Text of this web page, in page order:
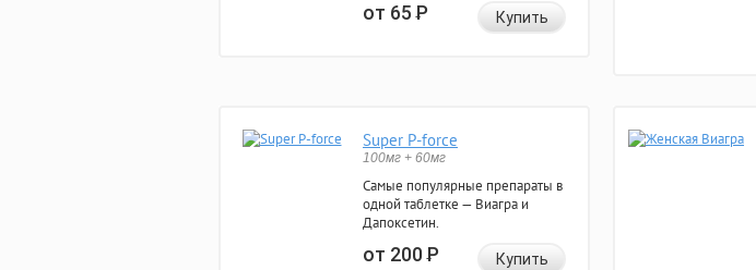
от 65Р Купить
Super P-force
100мг + 60мг
Самые популярные препараты в
одной таблетке — Виагра и
Дапоксетин.
от 200Р Купить